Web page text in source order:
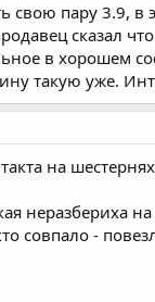
свою пару 3.9,
сказал
в хорошем
такую уже.
на
неразбериха
совпало -